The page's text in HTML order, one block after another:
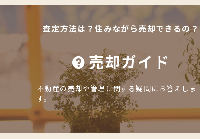
査定方法は？住みながら売却できるの？
売却ガイド
不動産の売却や管理に関する疑問にお答えしま
す。